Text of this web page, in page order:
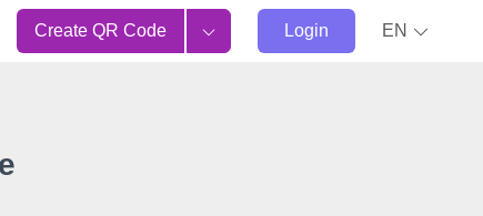
Create QR Code Login EN